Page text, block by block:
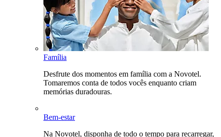
Família
Desfrute dos momentos em família com a Novotel.
Tomaremos conta de todos vocês enquanto criam
memórias duradouras.
Bem-estar
Na Novotel, disponha de todo o tempo para recarregar,